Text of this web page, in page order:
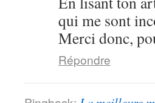
qui me sont
Merci donc,
Répondre